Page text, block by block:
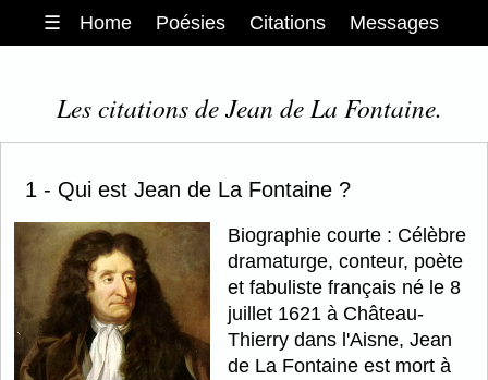
☰ Home Poésies Citations Messages
Les citations de Jean de La Fontaine.
1 - Qui est Jean de La Fontaine ?
Biographie courte : Célèbre
dramaturge, conteur, poète
et fabuliste français né le 8
juillet 1621 à Château-
Thierry dans l'Aisne, Jean
de La Fontaine est mort à